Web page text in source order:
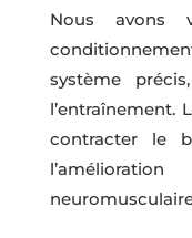
Nous avons
système
l’entraînement.
contracter le